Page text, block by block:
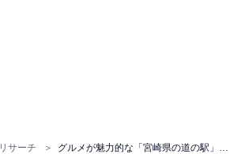
リサーチ